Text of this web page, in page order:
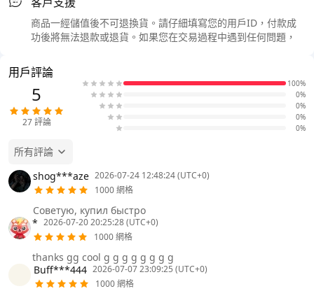
商品一經儲值後不可退換貨。請仔細填寫您的用戶ID，付款成
功後將無法退款或退貨。如果您在交易過程中遇到任何問題，
用戶評論
5
27評論
100%
0%
0%
0%
0%
所有評論
shog***aze 2026-07-24 12:48:24 (UTC+0)
1000 網格
Советую, купил быстро
* 2026-07-20 20:25:28 (UTC+0)
1000 網格
thanks gg cool g g g g g g g g
Buff***444 2026-07-07 23:09:25 (UTC+0)
1000 網格